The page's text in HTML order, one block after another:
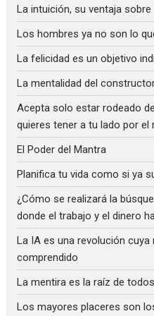
La intuición, su ventaja
Los hombres ya no son lo
La felicidad es un objetivo
La mentalidad del
Acepta solo estar rodeado
quieres tener a tu lado por el
El Poder del Mantra
Planifica tu vida como si ya
¿Cómo se realizará la
donde el trabajo y el dinero
La IA es una revolución
comprendido
La mentira es la raíz de
Los mayores placeres son